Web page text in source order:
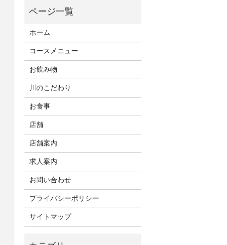
ホーム
コースメニュー
お飲み物
川のこだわり
お食事
店舗
店舗案内
求人案内
お問い合わせ
プライバシーポリシー
サイトマップ